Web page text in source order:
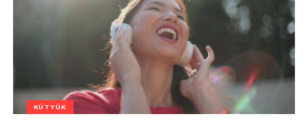
KÜTYÜK